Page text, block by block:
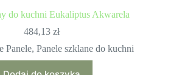
do kuchni Eukaliptus Akwarela
484,13 zł
Panele,Panele szklane do kuchni